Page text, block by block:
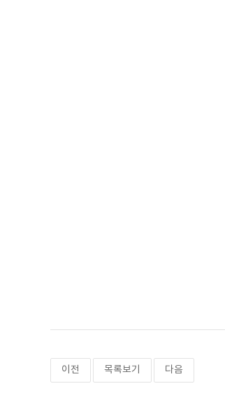
이전 목록보기 다음